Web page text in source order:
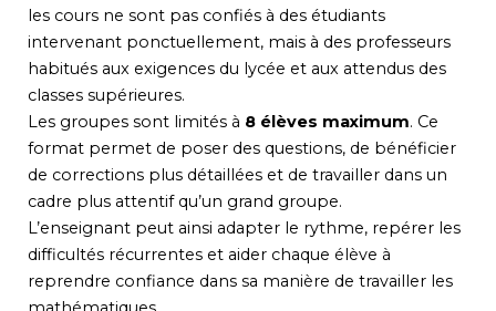
les cours ne sont pas confiés à des étudiants
intervenant ponctuellement, mais à des professeurs
habitués aux exigences du lycée et aux attendus des
classes supérieures.
Les groupes sont limités à 8 élèves maximum. Ce
format permet de poser des questions, de bénéficier
de corrections plus détaillées et de travailler dans un
cadre plus attentif qu’un grand groupe.
L’enseignant peut ainsi adapter le rythme, repérer les
difficultés récurrentes et aider chaque élève à
reprendre confiance dans sa manière de travailler les